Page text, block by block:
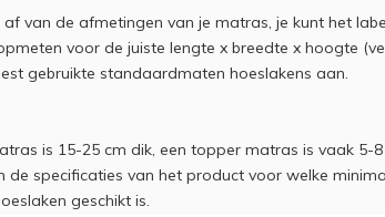
van de afmetingen van je matras, je kunt het
voor de juiste lengte x breedte x hoogte
gebruikte standaardmaten hoeslakens aan.
is 15-25 cm dik, een topper matras is vaak 5-8
de specificaties van het product voor welke
geschikt is.